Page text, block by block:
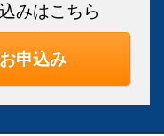
みはこちら
申込み